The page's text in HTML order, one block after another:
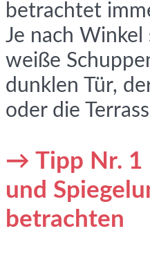
betrachtet
Je nach Winkel
weiße
dunklen Tür,
oder die
→ Tipp Nr. 1
und
betrachten